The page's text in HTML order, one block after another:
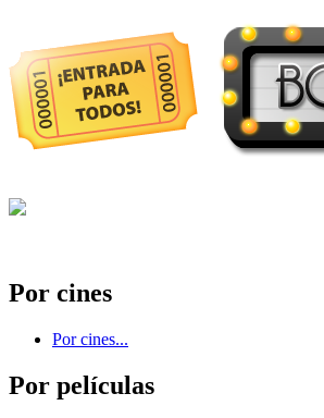
Por cines
Por cines...
Por películas